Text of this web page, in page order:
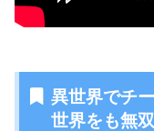
異世界でチ
世界をも無